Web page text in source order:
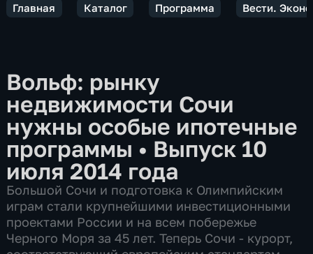
Главная Каталог Программа Вести.
Вольф: рынку
недвижимости Сочи
нужны особые ипотечные
программы • Выпуск 10
июля 2014 года
Большой Сочи и подготовка к Олимпийским
играм стали крупнейшими инвестиционными
проектами России и на всем побережье
Черного Моря за 45 лет. Теперь Сочи - курорт,